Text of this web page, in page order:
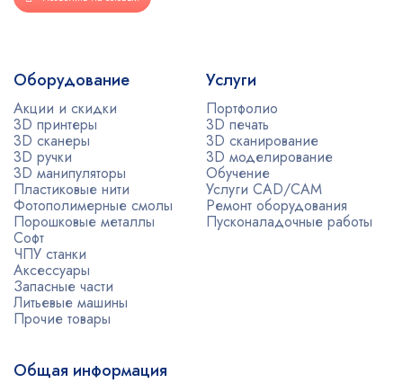
Оборудование
Акции и скидки
3D принтеры
3D сканеры
3D ручки
3D манипуляторы
Пластиковые нити
Фотополимерные смолы
Порошковые металлы
Софт
ЧПУ станки
Аксессуары
Запасные части
Литьевые машины
Прочие товары
Услуги
Портфолио
3D печать
3D сканирование
3D моделирование
Обучение
Услуги CAD/CAM
Ремонт оборудования
Пусконаладочные работы
Общая информация